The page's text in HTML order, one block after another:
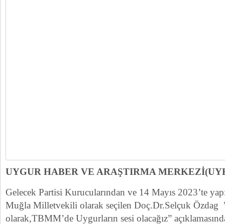
UYGUR HABER VE ARAŞTIRMA
Gelecek Partisi Kurucularından ve 14 Mayıs 2023’te
Muğla Milletvekili olarak seçilen Doç.Dr.Selçuk Özdag
olarak,TBMM’de Uygurların sesi olacağız”